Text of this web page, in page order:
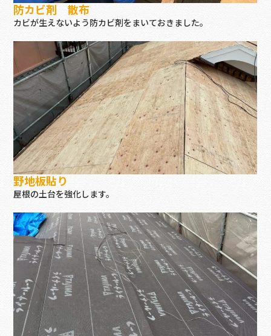
防カビ剤 散布
カビが生えないよう防カビ剤をまいておきました。
野地板貼り
屋根の土台を強化します。